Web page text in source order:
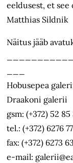
eeldusest, et see
Matthias Sildnik
Näitus jääb
Hobusepea
Draakoni galerii
gsm: (+372) 52 85
tel.: (+372) 6276
fax: (+372) 6273
e-mail: